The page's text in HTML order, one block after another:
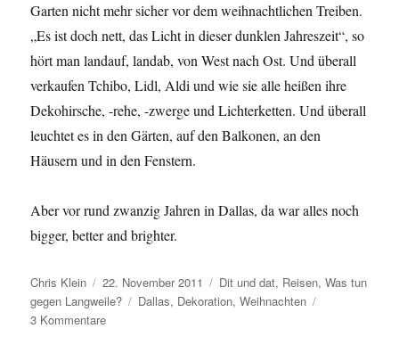
Garten nicht mehr sicher vor dem weihnachtlichen Treiben.
„Es ist doch nett, das Licht in dieser dunklen Jahreszeit“, so
hört man landauf, landab, von West nach Ost. Und überall
verkaufen Tchibo, Lidl, Aldi und wie sie alle heißen ihre
Dekohirsche, -rehe, -zwerge und Lichterketten. Und überall
leuchtet es in den Gärten, auf den Balkonen, an den
Häusern und in den Fenstern.
Aber vor rund zwanzig Jahren in Dallas, da war alles noch
bigger, better and brighter.
Autor
Chris Klein
Veröffentlicht
am
22. November 2011 Kategorien
Dit und dat, Reisen,Was tun
gegen Langweile?
Schlagwörter
Dallas, Dekoration,Weihnachten
3 Kommentarezu